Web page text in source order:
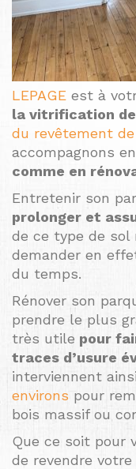
LEPAGE est à
la vitrification
du revêtement
accompagnons
comme en
Entretenir son
prolonger et
de ce type de sol
demander en
du temps.
Rénover son
prendre le plus
très utile pour
traces d’usure
interviennent ainsi
environs pour
bois massif ou
Que ce soit pour
de revendre